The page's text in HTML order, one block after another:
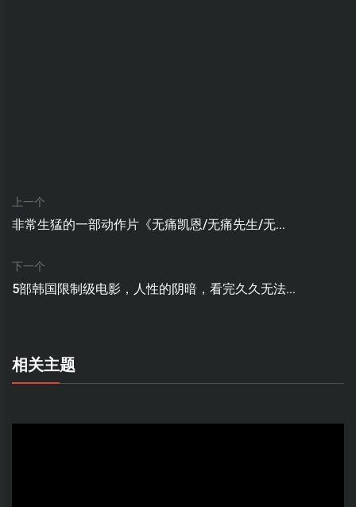
上一个
非常生猛的一部动作片《无痛凯恩/无痛先生/无...
下一个
5部韩国限制级电影，人性的阴暗，看完久久无法...
相关主题